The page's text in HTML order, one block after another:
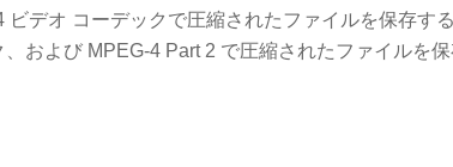
デオ コーデックで圧縮されたファイルを保存す
および MPEG-4 Part 2 で圧縮されたファイルを保